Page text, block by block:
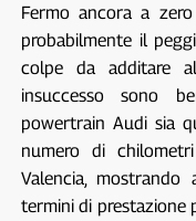
Fermo ancora a
probabilmente il
colpe da additare
insuccesso sono
powertrain Audi sia
numero di
Valencia,
termini di prestazione